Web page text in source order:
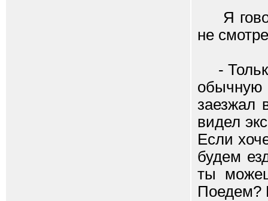
Я
не
-
обычную
заезжал
видел
Если
будем
ты
Поедем?